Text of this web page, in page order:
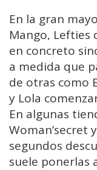
En la gran
Mango, Lefties
en concreto
a medida que
de otras como
y Lola
En algunas
Woman’secret
segundos
suele ponerlas